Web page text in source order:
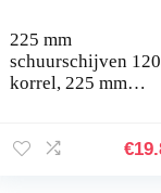
225 mm
schuurschijven 120
korrel, 225 mm
hals
€